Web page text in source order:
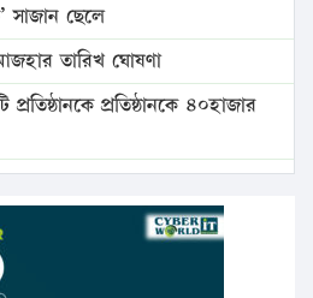
সাজান ছেলে
তারিখ ঘোষণা
প্রতিষ্ঠানকে ৪০হাজার
দাম বাড়ানোর প্রস্তাব পিডিবির
সফরে যাবেন প্রধানমন্ত্রী